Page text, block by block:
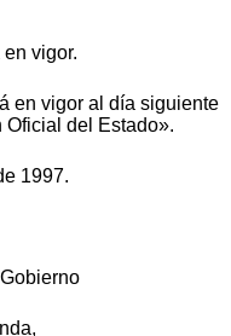
vigor.
en vigor al día siguiente
del Estado».
1997.